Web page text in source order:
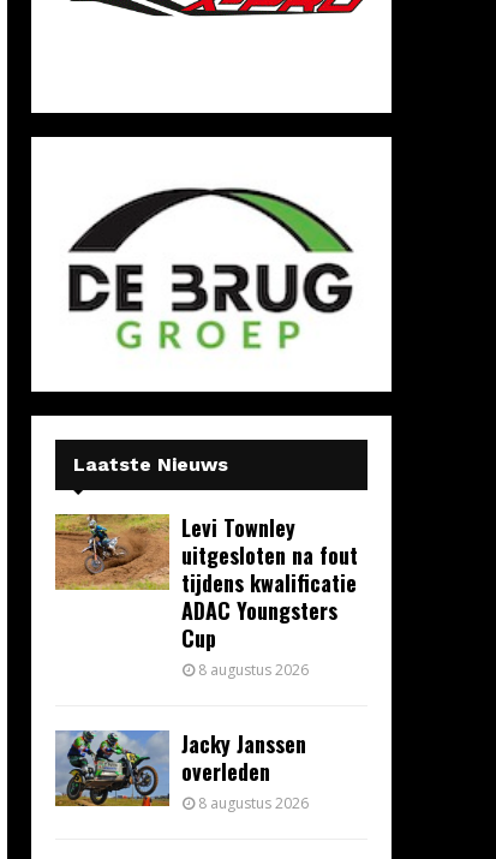
Laatste Nieuws
Levi Townley
uitgesloten na fout
tijdens kwalificatie
ADAC Youngsters
Cup
8 augustus 2026
Jacky Janssen
overleden
8 augustus 2026